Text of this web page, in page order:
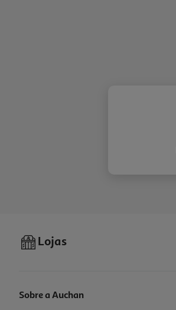
Lojas
Sobre a Auchan